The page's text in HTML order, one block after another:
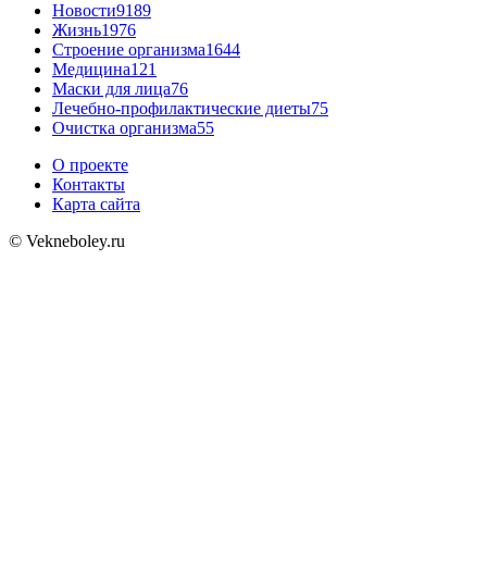
Новости9189
Жизнь1976
Строение организма1644
Медицина121
Маски для лица76
Лечебно-профилактические диеты75
Очистка организма55
О проекте
Контакты
Карта сайта
© Vekneboley.ru